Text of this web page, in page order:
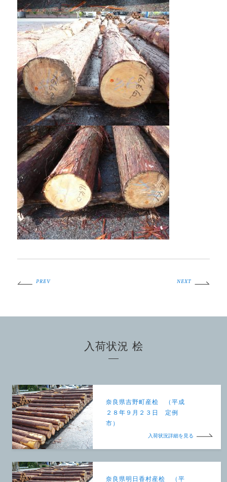
PREV NEXT
入荷状況 桧
奈良県吉野町産桧 （平成
２８年９月２３日 定例
市）
入荷状況詳細を見る
奈良県明日香村産桧 （平